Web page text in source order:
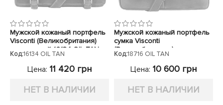
Мужской кожаный портфель
Visconti (Великобритания)
коричневый 16134 OIL TAN
Код:16134 OIL TAN
Цена: 11 420 грн
НЕТ В НАЛИЧИИ
Мужской кожаный портфель
сумка Visconti
(Великобритания) светло-
коричневый 18716 OIL TAN
Код:18716 OIL TAN
Цена: 10 600 грн
НЕТ В НАЛИЧИИ